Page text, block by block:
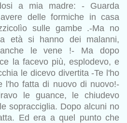
a mia madre: - Guarda
delle formiche in casa
sulle gambe .-Ma no
età si hanno dei malanni,
anche le vene !- Ma dopo
la facevo più, esplodevo, e
le dicevo divertita -Te l'ho
l'ho fatta di nuovo di nuovo!-
le guance, le chiudevo
sopracciglia. Dopo alcuni no
Ed era a quel punto che